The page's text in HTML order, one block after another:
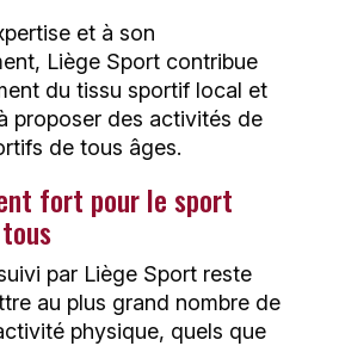
et à son
Liège Sport contribue
du tissu sportif local et
proposer des activités de
de tous âges.
fort pour le sport
par Liège Sport reste
au plus grand nombre de
physique, quels que